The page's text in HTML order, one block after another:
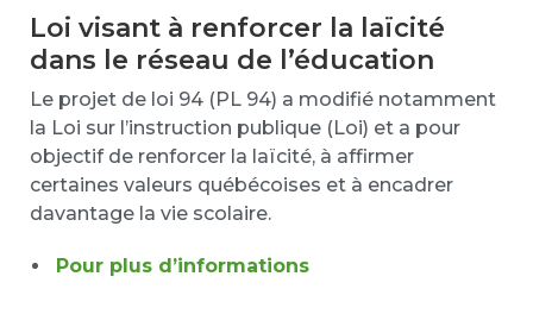
Loi visant à renforcer la laïcité
dans le réseau de l’éducation
Le projet de loi 94 (PL 94) a modifié notamment
la Loi sur l’instruction publique (Loi) et a pour
objectif de renforcer la laïcité, à affirmer
certaines valeurs québécoises et à encadrer
davantage la vie scolaire.
Pour plus d’informations